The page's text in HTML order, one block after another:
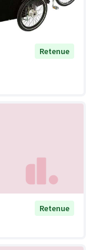
Retenue
Retenue